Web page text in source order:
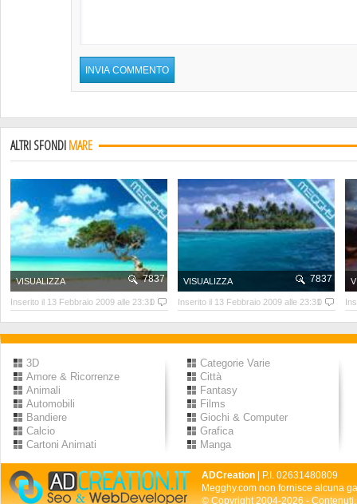
ALTRI SFONDIMARE
7837
VISUALIZZA
Inserito il 13 Febbraio 2009 alle 23:310
7837
VISUALIZZA
Inserito il 13 Febbraio 2009 alle 23:310
3D
Amore & Ricorrenze
Animali
Automobili
Bandiere
Calcio
Cartoni Animati
Categorie Varie
Città
Fantasy
Films
Giochi & Computer
Grafica
Manga
ADCreation | P.I. 02631480809
Megghy.com non fornisce alcuna
© Copyright 2004-2026 -